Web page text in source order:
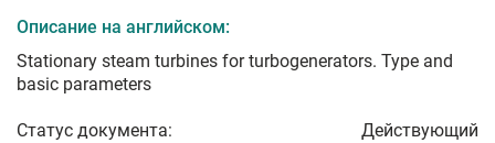
Описание на английском:
Stationary steam turbines for turbogenerators. Type and
basic parameters
Статус документа: Действующий